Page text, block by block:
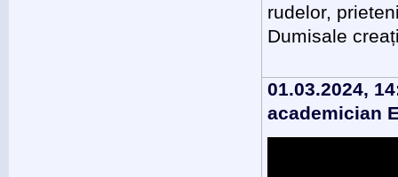
rudelor,
Dumisale
01.03.2024,
academician